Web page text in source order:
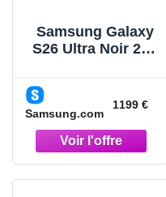
Samsung Galaxy
S26 Ultra Noir 256
Samsung.com
1199 €